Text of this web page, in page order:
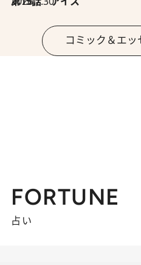
コミック＆エッ
FORTUNE
占い